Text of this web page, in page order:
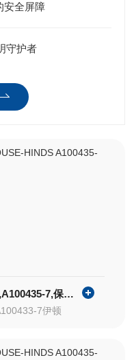
安全屏障
守护者
CROUSE-HINDS A100435-5,A100435-7,保护帽
7伊顿